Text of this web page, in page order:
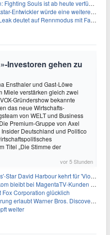
Souls ist ab heute verfügbar
würde eine weitere Verschiebung nicht überraschen
auf Rennmodus mit Fahrzeugen hin
Investoren gehen zu
Ensthaler und Gast-Löwe
Miele verstärken gleich zwei
Gründershow bekannte
das neue Wirtschafts-
von WELT und Business
Premium-Gruppe von Axel
Deutschland und Politico
Titel „Die Stimme der
vor 5 Stunden
kehrt für 'Violent Night 2' zurück – Kristen Bell stößt zur Besetzung
bleibt bei MagentaTV-Kunden vage
Fox Corporation glücklich
Warner Bros. Discovery-Übernahme
weiter